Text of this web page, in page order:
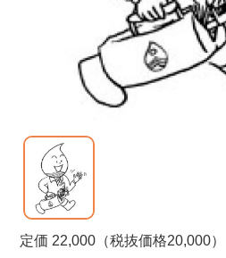
定価 22,000（税抜価格20,000）